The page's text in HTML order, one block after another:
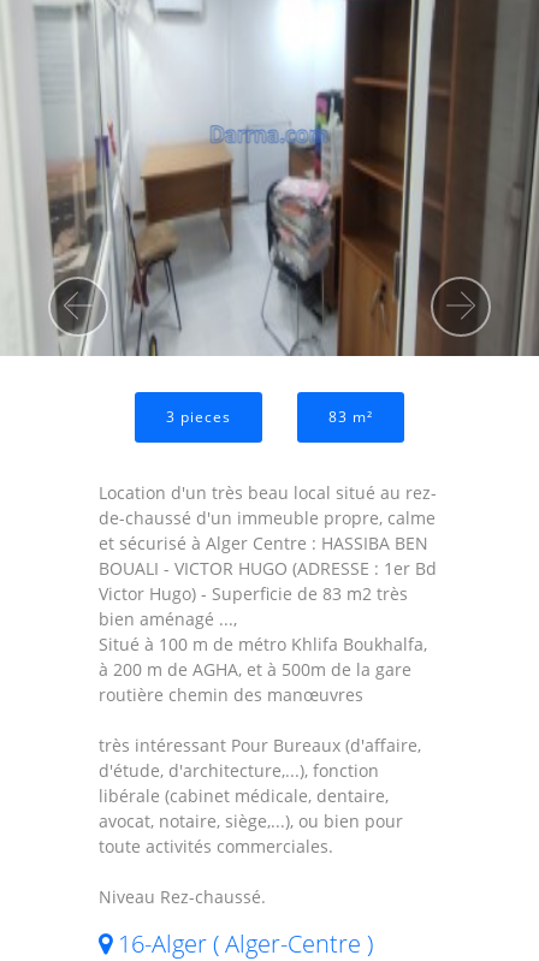
Precedent
3 pieces 83 m²
Location d'un très beau local situé au rez-
de-chaussé d'un immeuble propre, calme
et sécurisé à Alger Centre : HASSIBA BEN
BOUALI - VICTOR HUGO (ADRESSE : 1er Bd
Victor Hugo) - Superficie de 83 m2 très
bien aménagé ...,
Situé à 100 m de métro Khlifa Boukhalfa,
à 200 m de AGHA, et à 500m de la gare
routière chemin des manœuvres
très intéressant Pour Bureaux (d'affaire,
d'étude, d'architecture,...), fonction
libérale (cabinet médicale, dentaire,
avocat, notaire, siège,...), ou bien pour
toute activités commerciales.
Niveau Rez-chaussé.
16-Alger ( Alger-Centre )